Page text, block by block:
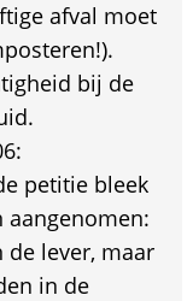
afval moet
bij de
petitie bleek
lever, maar
in de